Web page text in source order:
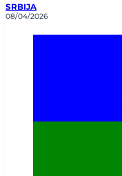
SRBIJA
08/04/2026